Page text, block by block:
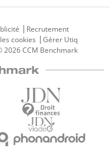
Recrutement
cookies
Gérer Utiq
2026 CCM Benchmark